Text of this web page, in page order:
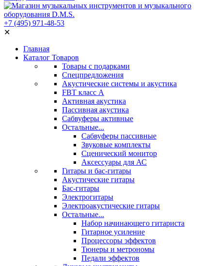
+7 (495) 971-48-53
✕
Главная
Каталог Товаров
Товары с подарками
Спецпредложения
Акустические системы и акустика
FBT класс А
Активная акустика
Пассивная акустика
Сабвуферы активные
Остальные...
Сабвуферы пассивные
Звуковые комплекты
Сценический монитор
Аксессуары для АС
Гитары и бас-гитары
Акустические гитары
Бас-гитары
Электрогитары
Электроакустические гитары
Остальные...
Набор начинающего гитариста
Гитарное усиление
Процессоры эффектов
Тюнеры и метрономы
Педали эффектов